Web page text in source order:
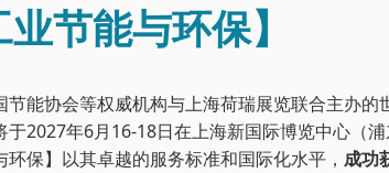
节能与环保】
节能协会等权威机构与上海荷瑞展览联合主办的
于2027年6月16-18日在上海新国际博览中心（
保】以其卓越的服务标准和国际化水平， 成功